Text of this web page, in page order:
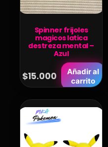
Spinner frijoles
magicos latica
destreza mental –
Azul
$15.000
Añadir al
carrito